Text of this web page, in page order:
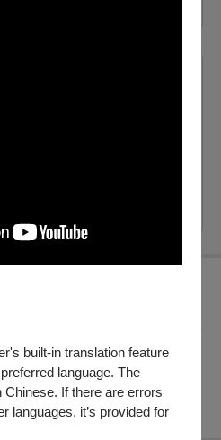
built-in translation feature
language. The
If there are errors
languages, it’s provided for
合售票套組
8/30 (日)